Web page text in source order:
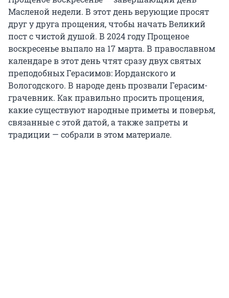
Масленой недели. В этот день верующие просят
друг у друга прощения, чтобы начать Великий
пост с чистой душой. В 2024 году Прощеное
воскресенье выпало на 17 марта. В православном
календаре в этот день чтят сразу двух святых
преподобных Герасимов: Иорданского и
Вологодского. В народе день прозвали Герасим-
грачевник. Как правильно просить прощения,
какие существуют народные приметы и поверья,
связанные с этой датой, а также запреты и
традиции — собрали в этом материале.